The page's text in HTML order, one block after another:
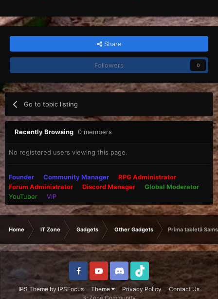
Share
Followers 0
Go to topic listing
Recently Browsing 0 members
No registered users viewing this page.
Founder Community Manager
RPG Administrator
Forum Administrator
Discord Manager
Global Moderator
YouTuber
VIP
Home IT Zone Gadgets Other Gadgets Prima tabletă
IPS Theme by IPSFocus Theme Privacy Policy
Contact Us